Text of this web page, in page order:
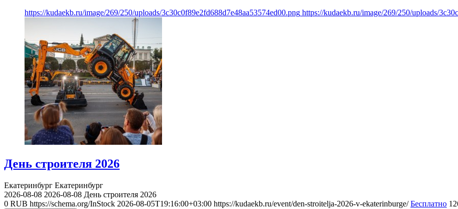
https://kudaekb.ru/image/269/250/uploads/3c30c0f89e2fd688d7e48aa53574ed00.png https://kudaekb.ru/image/269/250/uploads/
День строителя 2026
Екатеринбург Екатеринбург
2026-08-08 2026-08-08 День строителя 2026
0 RUB https://schema.org/InStock 2026-08-05T19:16:00+03:00 https://kudaekb.ru/event/den-stroitelja-2026-v-ekaterinburge/ Бесплатно